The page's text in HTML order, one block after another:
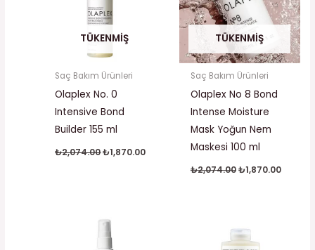
TÜKENMIŞ
Saç Bakım Ürünleri
Olaplex No. 0
Intensive Bond
Builder 155 ml
₺2,074.00₺1,870.00
TÜKENMIŞ
Saç Bakım Ürünleri
Olaplex No 8 Bond
Intense Moisture
Mask Yoğun Nem
Maskesi 100 ml
₺2,074.00₺1,870.00
Orijinal
fiyat:
₺2,074.00.
fiyat:
₺2,074.00.